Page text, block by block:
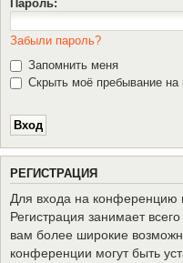
Пароль:
Забыли пароль?
Запомнить меня
Скрыть моё пребывание на
РЕГИСТРАЦИЯ
Для входа на конференцию
Регистрация занимает
вам более широкие
конференции могут быть